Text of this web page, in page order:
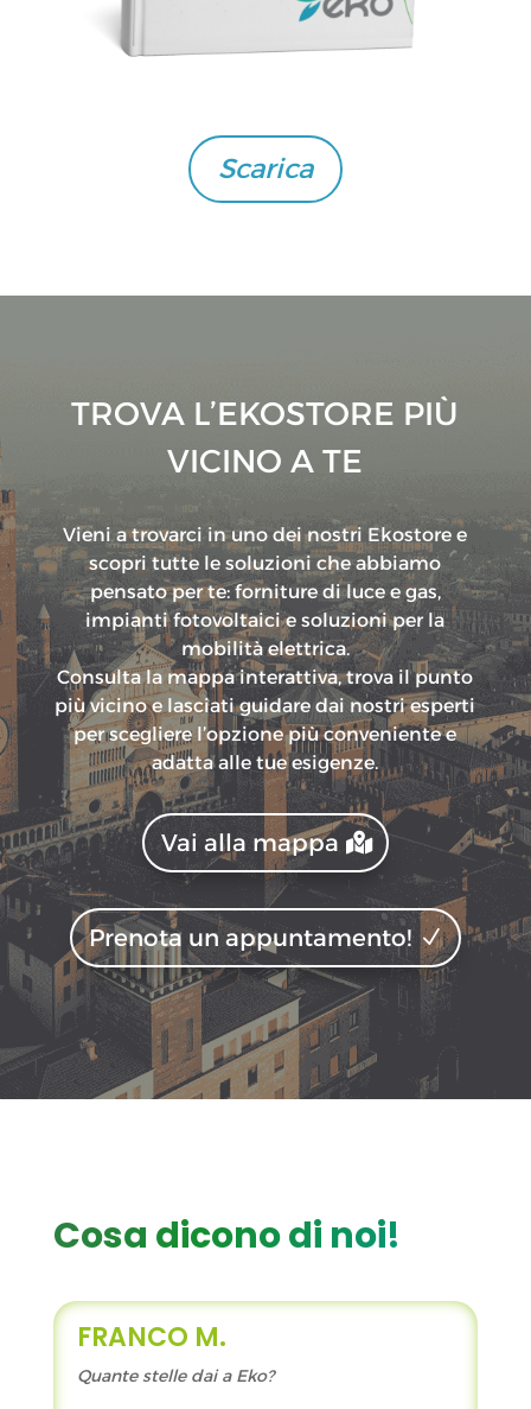
Scarica
TROVA L’EKOSTORE PIÙ
VICINO A TE
Vieni a trovarci in uno dei nostri Ekostore e
scopri tutte le soluzioni che abbiamo
pensato per te: forniture di luce e gas,
impianti fotovoltaici e soluzioni per la
mobilità elettrica.
Consulta la mappa interattiva, trova il punto
più vicino e lasciati guidare dai nostri esperti
per scegliere l’opzione più conveniente e
adatta alle tue esigenze.
Vai alla mappa
Prenota un appuntamento!
Cosa dicono di noi!
Quante stelle dai a Eko?